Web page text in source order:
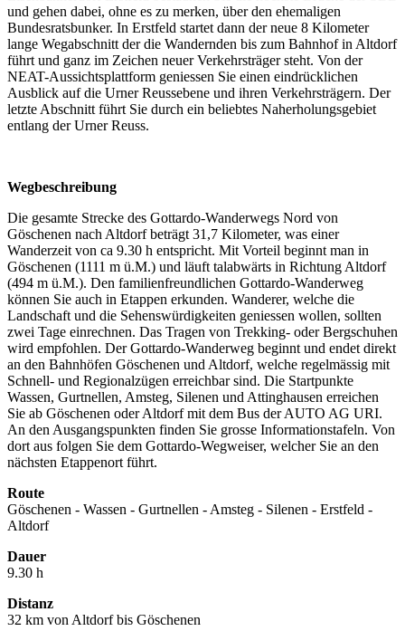
und gehen dabei, ohne es zu merken, über den ehemaligen
Bundesratsbunker. In Erstfeld startet dann der neue 8 Kilometer
lange Wegabschnitt der die Wandernden bis zum Bahnhof in Altdorf
führt und ganz im Zeichen neuer Verkehrsträger steht. Von der
NEAT-Aussichtsplattform geniessen Sie einen eindrücklichen
Ausblick auf die Urner Reussebene und ihren Verkehrsträgern. Der
letzte Abschnitt führt Sie durch ein beliebtes Naherholungsgebiet
entlang der Urner Reuss.
Wegbeschreibung
Die gesamte Strecke des Gottardo-Wanderwegs Nord von
Göschenen nach Altdorf beträgt 31,7 Kilometer, was einer
Wanderzeit von ca 9.30 h entspricht. Mit Vorteil beginnt man in
Göschenen (1111 m ü.M.) und läuft talabwärts in Richtung Altdorf
(494 m ü.M.). Den familienfreundlichen Gottardo-Wanderweg
können Sie auch in Etappen erkunden. Wanderer, welche die
Landschaft und die Sehenswürdigkeiten geniessen wollen, sollten
zwei Tage einrechnen. Das Tragen von Trekking- oder Bergschuhen
wird empfohlen. Der Gottardo-Wanderweg beginnt und endet direkt
an den Bahnhöfen Göschenen und Altdorf, welche regelmässig mit
Schnell- und Regionalzügen erreichbar sind. Die Startpunkte
Wassen, Gurtnellen, Amsteg, Silenen und Attinghausen erreichen
Sie ab Göschenen oder Altdorf mit dem Bus der AUTO AG URI.
An den Ausgangspunkten finden Sie grosse Informationstafeln. Von
dort aus folgen Sie dem Gottardo-Wegweiser, welcher Sie an den
nächsten Etappenort führt.
Route
Göschenen - Wassen - Gurtnellen - Amsteg - Silenen - Erstfeld -
Altdorf
Dauer
9.30 h
Distanz
32 km von Altdorf bis Göschenen